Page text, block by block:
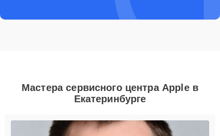
Мастера сервисного центра Apple в
Екатеринбурге